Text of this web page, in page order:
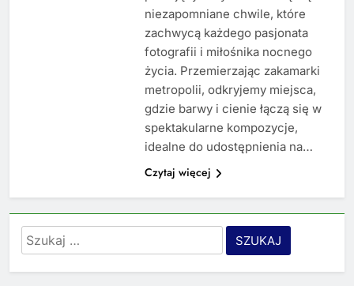
niezapomniane chwile, które
zachwycą każdego pasjonata
fotografii i miłośnika nocnego
życia. Przemierzając zakamarki
metropolii, odkryjemy miejsca,
gdzie barwy i cienie łączą się w
spektakularne kompozycje,
idealne do udostępnienia na…
Czytaj więcej
Szukaj: